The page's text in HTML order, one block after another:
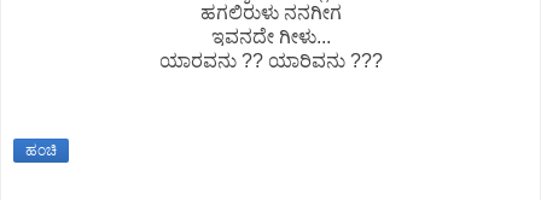
ಹಗಲಿರುಳು ನನಗೀಗ
ಇವನದೇ ಗೀಳು...
ಯಾರವನು ?? ಯಾರಿವನು ???
ಹಂಚಿ